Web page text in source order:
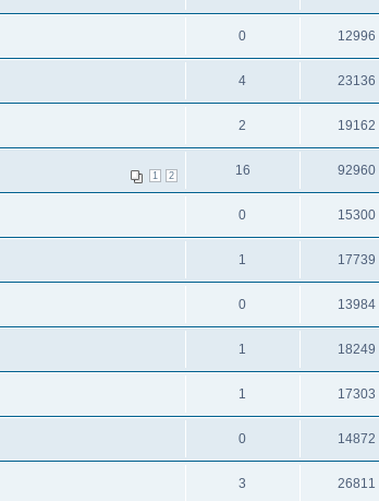
0 12996
4 23136
2 19162
1 2 16 92960
0 15300
1 17739
0 13984
1 18249
1 17303
0 14872
3 26811